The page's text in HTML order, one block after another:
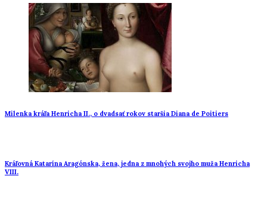
Milenka kráľa Henricha II., o dvadsať rokov staršia Diana de Poitiers
Kráľovná Katarína Aragónska, žena, jedna z mnohých svojho muža Henricha
VIII.